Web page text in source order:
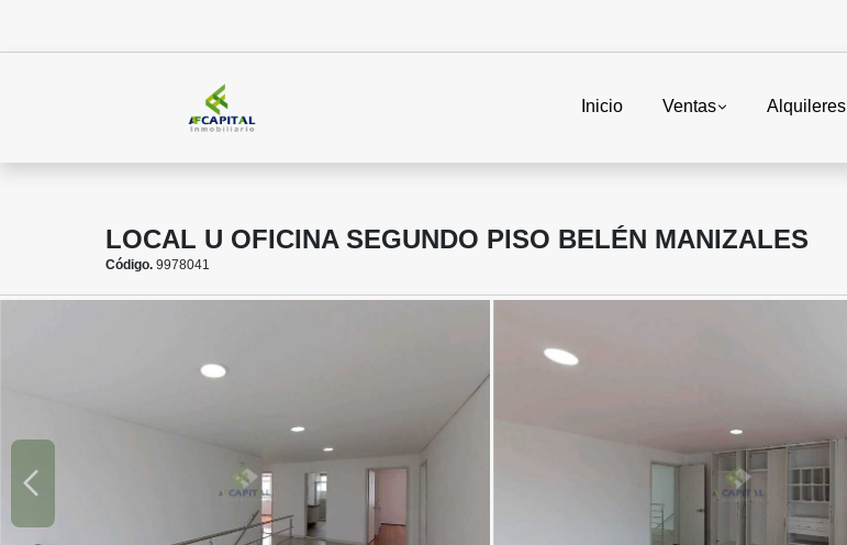
Inicio Ventas Alquileres
LOCAL U OFICINA SEGUNDO PISO BELÉN MANIZALES
Código. 9978041